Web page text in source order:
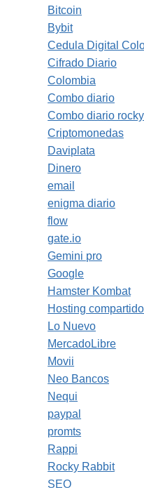
Bitcoin
Bybit
Cedula Digital
Cifrado Diario
Colombia
Combo diario
Combo diario
Criptomonedas
Daviplata
Dinero
email
enigma diario
flow
gate.io
Gemini pro
Google
Hamster Kombat
Hosting
Lo Nuevo
MercadoLibre
Movii
Neo Bancos
Nequi
paypal
promts
Rappi
Rocky Rabbit
SEO